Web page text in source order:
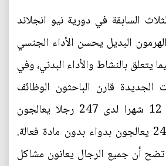
السابقة في دورية نيو انجلاند
البديل يحسن الأداء الجنسي
يتعلق بالنشاط والأداء البدني، وفي
الجديدة قارن الباحثون الوظائف
الإدراكية على مدى 12 شهرا لدى 247 رجلا يعالجون
بالهرمون البديل و246 يعالجون بدواء بدون مادة فعالة.
أن جميع الرجال يعانون مشاكل